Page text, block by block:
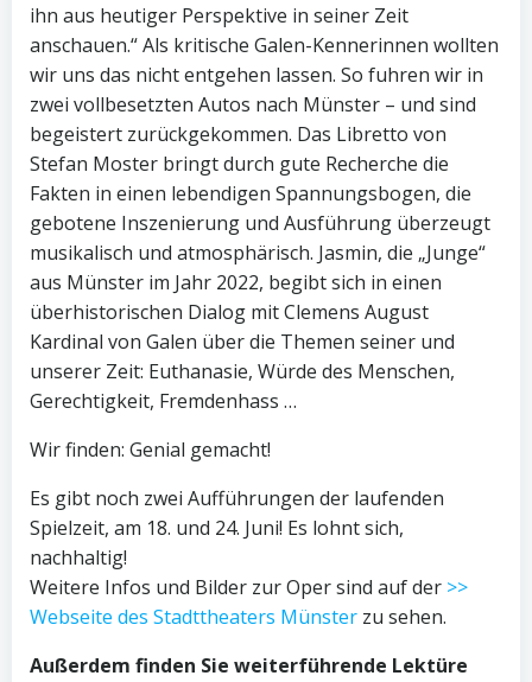
ihn aus heutiger Perspektive in seiner Zeit
anschauen.“ Als kritische Galen-Kennerinnen wollten
wir uns das nicht entgehen lassen. So fuhren wir in
zwei vollbesetzten Autos nach Münster – und sind
begeistert zurückgekommen. Das Libretto von
Stefan Moster bringt durch gute Recherche die
Fakten in einen lebendigen Spannungsbogen, die
gebotene Inszenierung und Ausführung überzeugt
musikalisch und atmosphärisch. Jasmin, die „Junge“
aus Münster im Jahr 2022, begibt sich in einen
überhistorischen Dialog mit Clemens August
Kardinal von Galen über die Themen seiner und
unserer Zeit: Euthanasie, Würde des Menschen,
Gerechtigkeit, Fremdenhass …
Wir finden: Genial gemacht!
Es gibt noch zwei Aufführungen der laufenden
Spielzeit, am 18. und 24. Juni! Es lohnt sich,
nachhaltig!
Weitere Infos und Bilder zur Oper sind auf der >>
Webseite des Stadttheaters Münster zu sehen.
Außerdem finden Sie weiterführende Lektüre